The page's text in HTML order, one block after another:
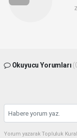
Okuyucu Yorumları
Yorum yazarak Topluluk